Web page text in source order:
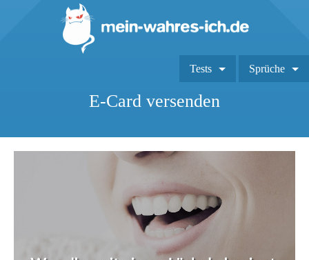
Tests Sprüche
E-Card versenden